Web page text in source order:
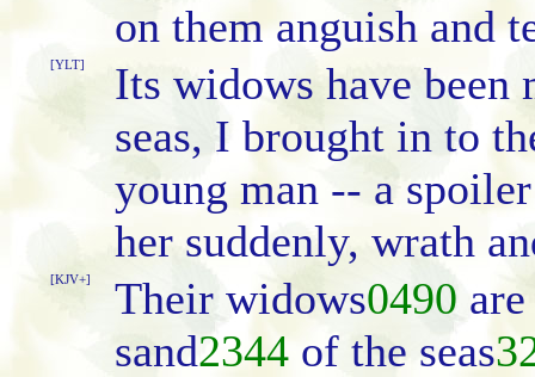
on them anguish and
[YLT]
Its widows have been
seas, I brought in to
young man -- a
her suddenly, wrath
[KJV+] Their widows0490
sand2344 of the seas